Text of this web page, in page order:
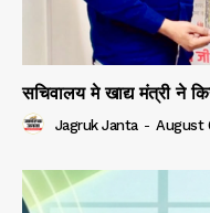
सचिवालय मे खाद्य मंत्री ने
Jagruk Janta - August